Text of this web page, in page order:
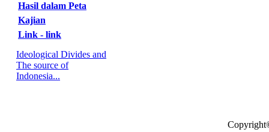
Hasil dalam Peta
Kajian
Link - link
Ideological Divides and
The source of
Indonesia...